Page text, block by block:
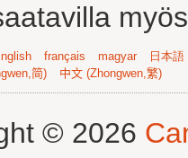
français magyar
日本
简) 中文 (Zhongwen,繁)
© 2026